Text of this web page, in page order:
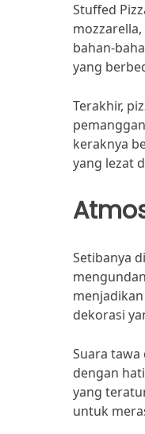
Stuffed
bahan-
yang
Terakhir,
keraknya
yang lezat
Setibanya
dekorasi
Suara
dengan
yang
untuk